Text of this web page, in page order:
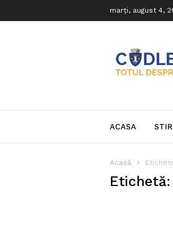
marți, august 4,
Info
ACASA
Acasă